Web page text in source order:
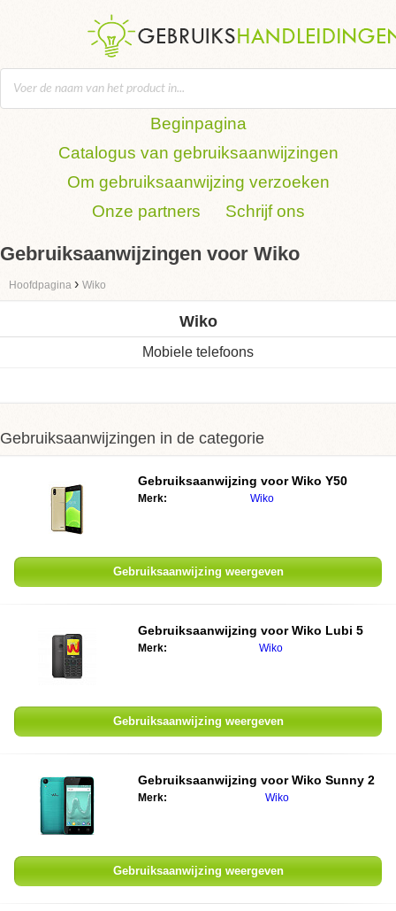
Beginpagina
Catalogus van gebruiksaanwijzingen
Om gebruiksaanwijzing verzoeken
Onze partners
Schrijf ons
Gebruiksaanwijzingen voor Wiko
Hoofdpagina › Wiko
Wiko
Mobiele telefoons
Gebruiksaanwijzingen in de categorie
Gebruiksaanwijzing voor Wiko Y50
Merk: Wiko
Gebruiksaanwijzing weergeven
Gebruiksaanwijzing voor Wiko Lubi 5
Merk: Wiko
Gebruiksaanwijzing weergeven
Gebruiksaanwijzing voor Wiko Sunny 2
Merk: Wiko
Gebruiksaanwijzing weergeven